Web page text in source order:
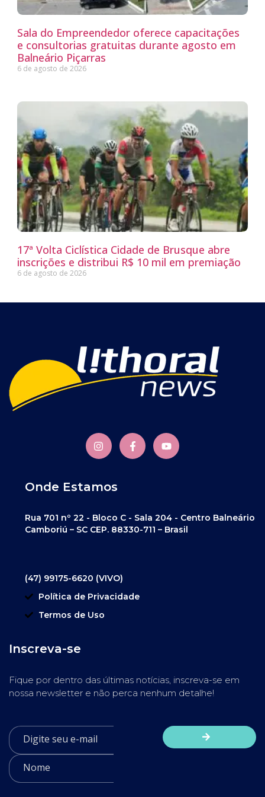
Sala do Empreendedor oferece capacitações
e consultorias gratuitas durante agosto em
Balneário Piçarras
6 de agosto de 2026
17ª Volta Ciclística Cidade de Brusque abre
inscrições e distribui R$ 10 mil em premiação
6 de agosto de 2026
Onde Estamos
Rua 701 nº 22 - Bloco C - Sala 204 - Centro Balneário
Camboriú – SC CEP. 88330-711 – Brasil
(47) 99175-6620 (VIVO)
Política de Privacidade
Termos de Uso
Inscreva-se
Fique por dentro das últimas notícias, inscreva-se em
nossa newsletter e não perca nenhum detalhe!